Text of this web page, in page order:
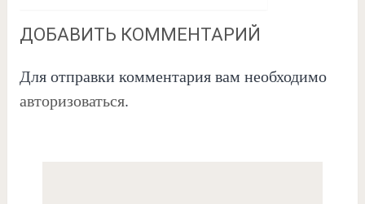
ДОБАВИТЬ КОММЕНТАРИЙ
Для отправки комментария вам необходимо
авторизоваться.